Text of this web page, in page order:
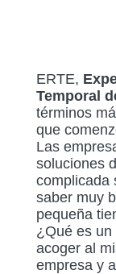
ERTE,
Temporal
términos
que
Las
soluciones
complicada
saber muy
pequeña
¿Qué es
acoger al
empresa y